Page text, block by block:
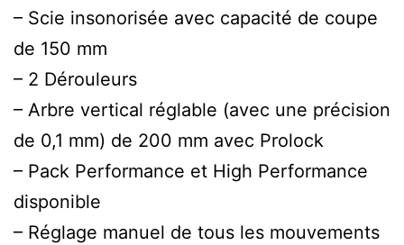
– Scie insonorisée avec capacité de coupe
de 150 mm
– 2 Dérouleurs
– Arbre vertical réglable (avec une précision
de 0,1 mm) de 200 mm avec Prolock
– Pack Performance et High Performance
disponible
– Réglage manuel de tous les mouvements